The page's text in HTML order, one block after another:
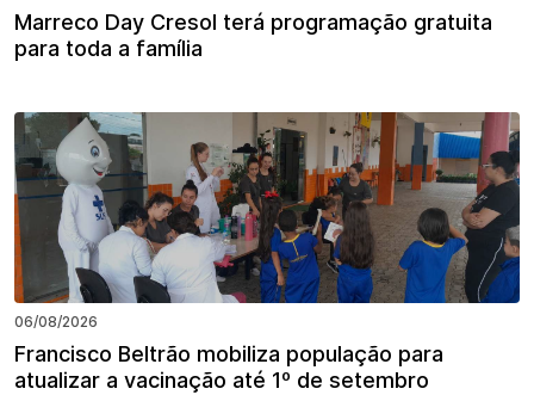
Marreco Day Cresol terá programação gratuita
para toda a família
06/08/2026
Francisco Beltrão mobiliza população para
atualizar a vacinação até 1º de setembro